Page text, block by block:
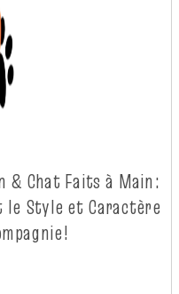
Chat Faits à Main:
le Style et Caractère